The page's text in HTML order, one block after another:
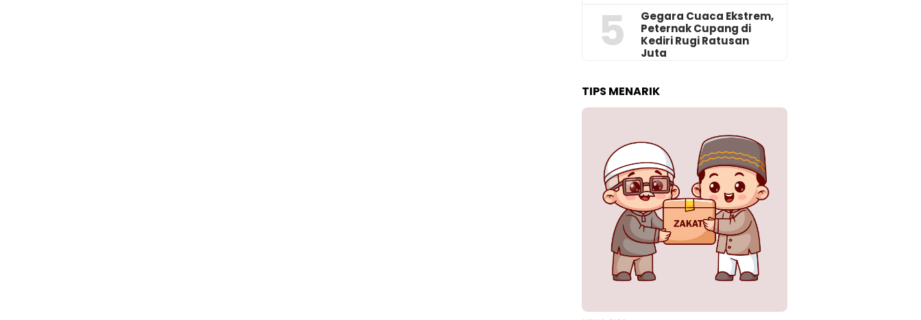
5
‎Gegara Cuaca Ekstrem,
Peternak Cupang di
Kediri Rugi Ratusan
Juta
TIPS MENARIK